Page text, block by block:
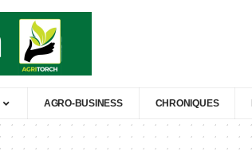
AGRO-BUSINESS CHRONIQUES